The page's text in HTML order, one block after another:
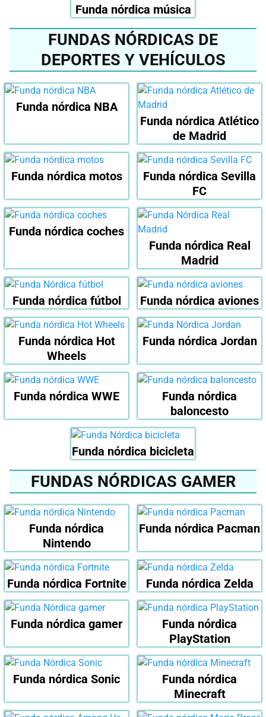
Funda nórdica música
FUNDAS NÓRDICAS DE
DEPORTES Y VEHÍCULOS
Funda nórdica NBA
Funda nórdica Atlético
de Madrid
Funda nórdica motos
Funda nórdica Sevilla
FC
Funda nórdica coches
Funda nórdica Real
Madrid
Funda nórdica fútbol Funda nórdica aviones
Funda nórdica Hot
Wheels
Funda nórdica Jordan
Funda nórdica WWE
Funda nórdica
baloncesto
Funda nórdica bicicleta
FUNDAS NÓRDICAS GAMER
Funda nórdica
Nintendo
Funda nórdica Pacman
Funda nórdica Fortnite Funda nórdica Zelda
Funda nórdica gamer
Funda nórdica
PlayStation
Funda nórdica Sonic
Funda nórdica
Minecraft